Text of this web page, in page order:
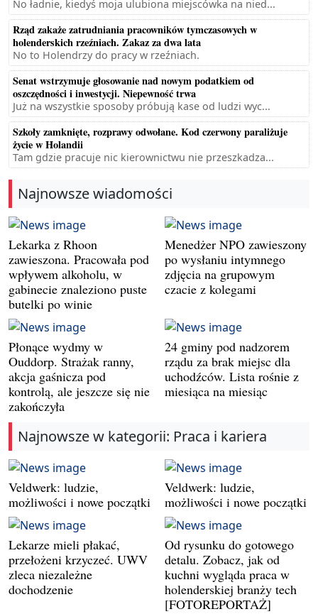
No ładnie, kiedyś moja ulubiona miejscówka na nied...
Rząd zakaże zatrudniania pracowników tymczasowych w
holenderskich rzeźniach. Zakaz za dwa lata
No to Holendrzy do pracy w rzeźniach.
Senat wstrzymuje głosowanie nad nowym podatkiem od
oszczędności i inwestycji. Niepewność trwa
Już na wszystkie sposoby próbują kase od ludzi wyc...
Szkoły zamknięte, rozprawy odwołane. Kod czerwony paraliżuje
życie w Holandii
Tam gdzie pracuje nic kierownictwu nie przeszkadza...
Najnowsze wiadomości
Lekarka z Rhoon
zawieszona. Pracowała pod
wpływem alkoholu, w
gabinecie znaleziono puste
butelki po winie
Menedżer NPO zawieszony
po wysłaniu intymnego
zdjęcia na grupowym
czacie z kolegami
Płonące wydmy w
Ouddorp. Strażak ranny,
akcja gaśnicza pod
kontrolą, ale jeszcze się nie
zakończyła
24 gminy pod nadzorem
rządu za brak miejsc dla
uchodźców. Lista rośnie z
miesiąca na miesiąc
Najnowsze w kategorii: Praca i kariera
Veldwerk: ludzie,
możliwości i nowe początki
Veldwerk: ludzie,
możliwości i nowe początki
Lekarze mieli płakać,
przełożeni krzyczeć. UWV
zleca niezależne
dochodzenie
Od rysunku do gotowego
detalu. Zobacz, jak od
kuchni wygląda praca w
holenderskiej branży tech
[FOTOREPORTAŻ]